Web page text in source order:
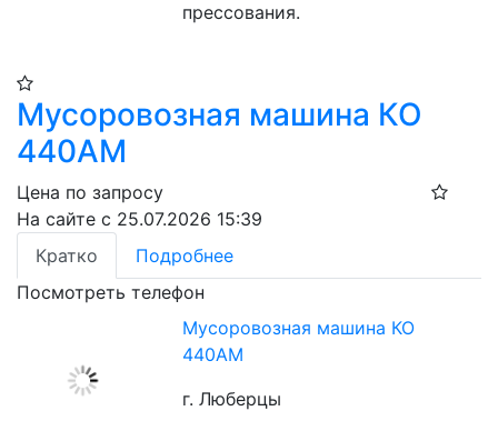
прессования.
Мусоровозная машина КО
440АМ
Цена по запросу
На сайте с 25.07.2026 15:39
Кратко
Подробнее
Посмотреть телефон
Мусоровозная машина КО
440АМ
г. Люберцы